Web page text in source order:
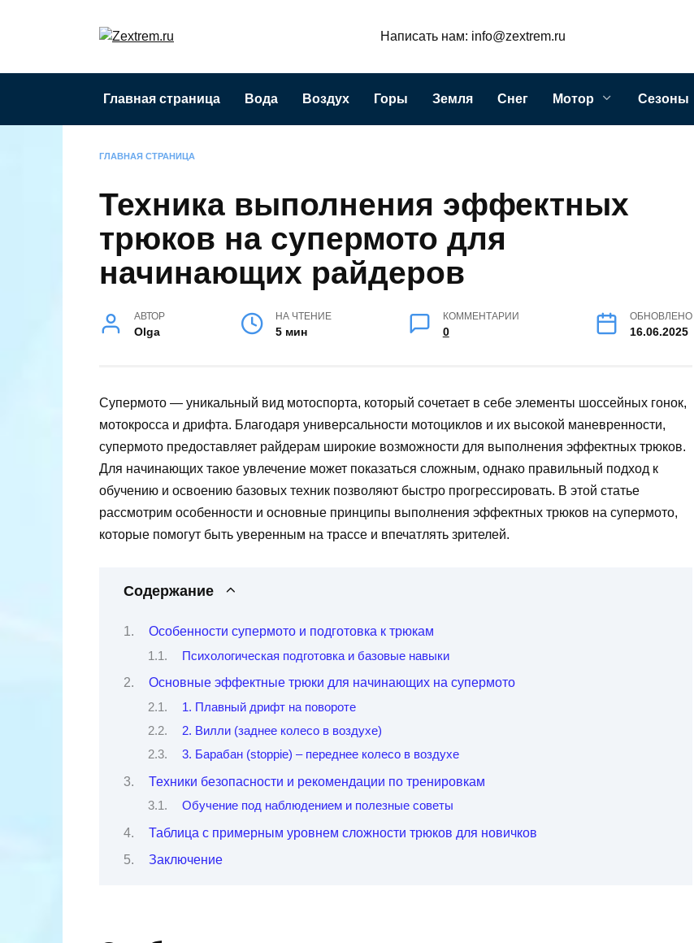
Написать нам: info@zextrem.ru
Главная страница Вода Воздух Горы Земля Снег Мотор Сезоны
ГЛАВНАЯ СТРАНИЦА
Техника выполнения эффектных
трюков на супермото для
начинающих райдеров
АВТОР
Olga
НА ЧТЕНИЕ
5 мин
КОММЕНТАРИИ
0
ОБНОВЛЕНО
16.06.2025
Супермото — уникальный вид мотоспорта, который сочетает в себе элементы шоссейных гонок,
мотокросса и дрифта. Благодаря универсальности мотоциклов и их высокой маневренности,
супермото предоставляет райдерам широкие возможности для выполнения эффектных трюков.
Для начинающих такое увлечение может показаться сложным, однако правильный подход к
обучению и освоению базовых техник позволяют быстро прогрессировать. В этой статье
рассмотрим особенности и основные принципы выполнения эффектных трюков на супермото,
которые помогут быть уверенным на трассе и впечатлять зрителей.
Содержание
Особенности супермото и подготовка к трюкам
Психологическая подготовка и базовые навыки
Основные эффектные трюки для начинающих на супермото
1. Плавный дрифт на повороте
2. Вилли (заднее колесо в воздухе)
3. Барабан (stoppie) – переднее колесо в воздухе
Техники безопасности и рекомендации по тренировкам
Обучение под наблюдением и полезные советы
Таблица с примерным уровнем сложности трюков для новичков
Заключение